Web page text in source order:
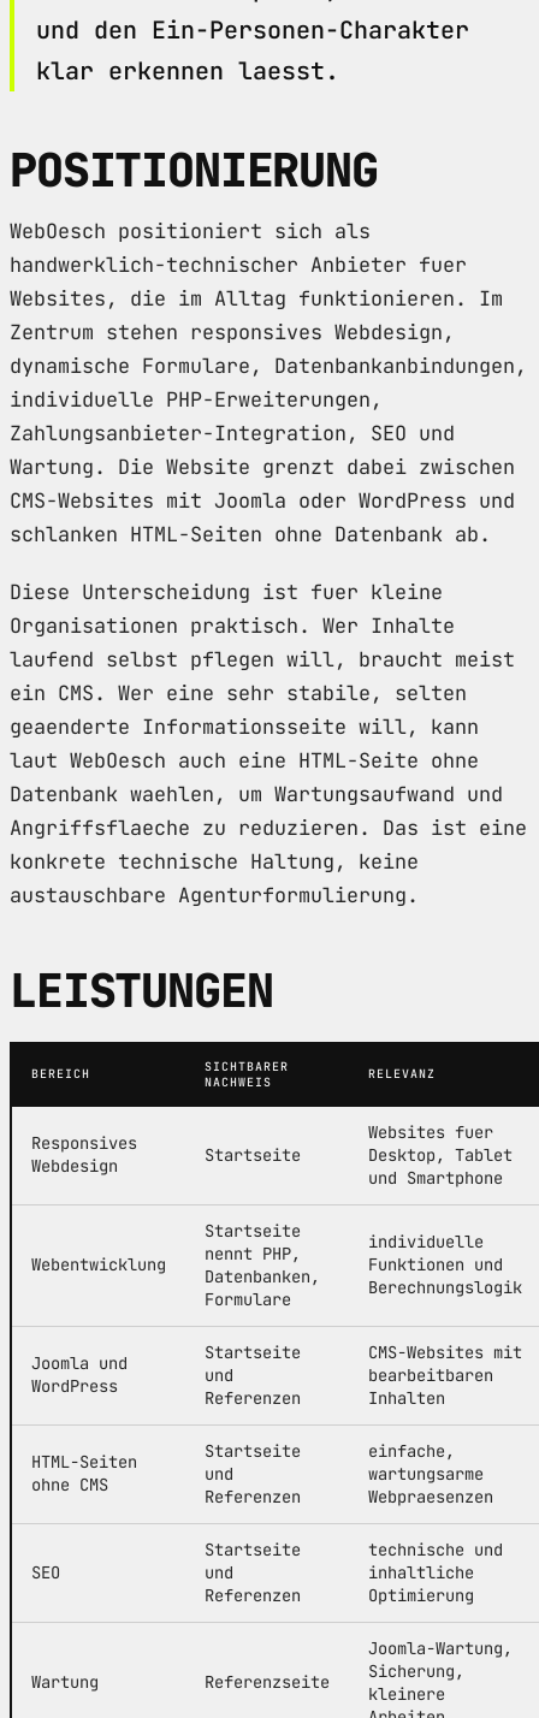
und den Ein-Personen-Charakter
klar erkennen laesst.
POSITIONIERUNG
WebOesch positioniert sich als
handwerklich-technischer Anbieter fuer
Websites, die im Alltag funktionieren. Im
Zentrum stehen responsives Webdesign,
dynamische Formulare, Datenbankanbindungen,
individuelle PHP-Erweiterungen,
Zahlungsanbieter-Integration, SEO und
Wartung. Die Website grenzt dabei zwischen
CMS-Websites mit Joomla oder WordPress und
schlanken HTML-Seiten ohne Datenbank ab.
Diese Unterscheidung ist fuer kleine
Organisationen praktisch. Wer Inhalte
laufend selbst pflegen will, braucht meist
ein CMS. Wer eine sehr stabile, selten
geaenderte Informationsseite will, kann
laut WebOesch auch eine HTML-Seite ohne
Datenbank waehlen, um Wartungsaufwand und
Angriffsflaeche zu reduzieren. Das ist eine
konkrete technische Haltung, keine
austauschbare Agenturformulierung.
LEISTUNGEN
BEREICH
SICHTBARER
NACHWEIS
RELEVANZ
Responsives
Webdesign
Startseite
Websites fuer
Desktop, Tablet
und Smartphone
Webentwicklung
Startseite
nennt PHP,
Datenbanken,
Formulare
individuelle
Funktionen und
Berechnungslogik
Joomla und
WordPress
Startseite
und
Referenzen
CMS-Websites mit
bearbeitbaren
Inhalten
HTML-Seiten
ohne CMS
Startseite
und
Referenzen
einfache,
wartungsarme
Webpraesenzen
SEO
Startseite
und
Referenzen
technische und
inhaltliche
Optimierung
Wartung Referenzseite
Joomla-Wartung,
Sicherung,
kleinere